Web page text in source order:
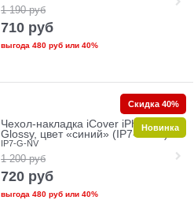
1 190 руб
710 руб
выгода 480 рубили 40%
Чехол-накладка iCover iPhone 7/8
Glossy, цвет «синий» (IP7-G-NV)
IP7-G-NV
1 200 руб
720 руб
выгода 480 рубили 40%
Скидка 40%
Новинка